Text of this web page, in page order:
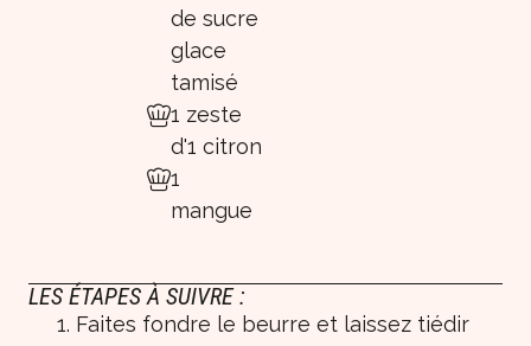
de sucre
glace
tamisé
1 zeste
d'1 citron
1
mangue
LES ÉTAPES À SUIVRE :
Faites fondre le beurre et laissez tiédir